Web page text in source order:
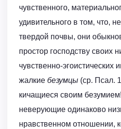
чувственного,
удивительного в том, что,
твердой почвы, они
простор господству своих
чувственно-эгоистических
жалкие безумцы (ср. Псал.
кичащиеся своим
неверующие одинаково
нравственном отношении,